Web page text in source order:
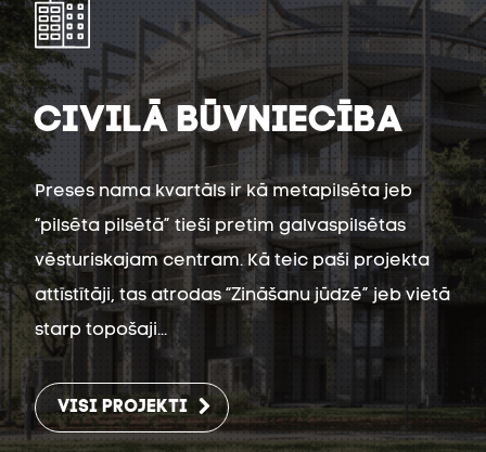
CIVILĀ BŪVNIECĪBA
Preses nama kvartāls ir kā metapilsēta jeb
“pilsēta pilsētā” tieši pretim galvaspilsētas
vēsturiskajam centram. Kā teic paši projekta
attīstītāji, tas atrodas “Zināšanu jūdzē” jeb vietā
starp topošaji...
VISI PROJEKTI